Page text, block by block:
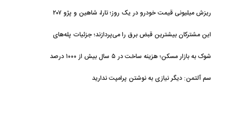
ریزش میلیونی قیمت خودرو در یک روز؛ تارا، شاهین و پژو ۲۰۷
این مشترکان بیشترین قبض برق را می‌پردازند؛ جزئیات پله‌های
شوک به بازار مسکن؛ هزینه ساخت در ۵ سال بیش از ۱۰۰۰ درصد
سم آلتمن: دیگر نیازی به نوشتن پرامپت ندارید